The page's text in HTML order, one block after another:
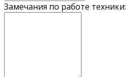
Замечания по работе техники: